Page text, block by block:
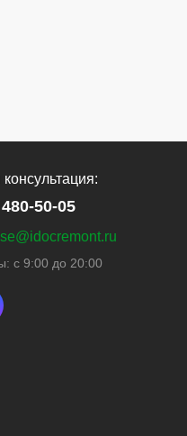
50-05
с 9:00 до 20:00